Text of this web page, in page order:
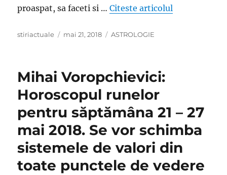
proaspat, sa faceti si …Citeste articolul
Author
stiriactuale
Posted
mai 21, 2018 Categories
ASTROLOGIE
Mihai Voropchievici:
Horoscopul runelor
pentru săptămâna 21 – 27
mai 2018. Se vor schimba
sistemele de valori din
toate punctele de vedere